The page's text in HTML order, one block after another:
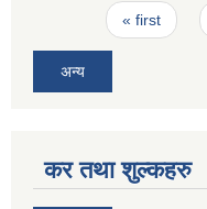
Pages« first
अन्य
कर तथा शुल्कहरु